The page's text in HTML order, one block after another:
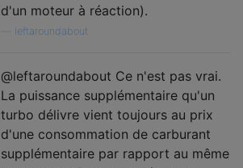
d'un moteur à réaction).
leftaroundabout
@leftaroundabout Ce n'est pas vrai.
La puissance supplémentaire qu'un
turbo délivre vient toujours au prix
d'une consommation de carburant
supplémentaire par rapport au même